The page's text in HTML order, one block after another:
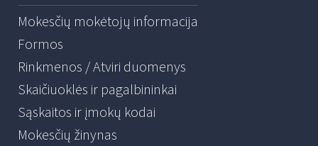
Mokesčių mokėtojų informacija
Formos
Rinkmenos / Atviri duomenys
Skaičiuoklės ir pagalbininkai
Sąskaitos ir įmokų kodai
Mokesčių žinynas